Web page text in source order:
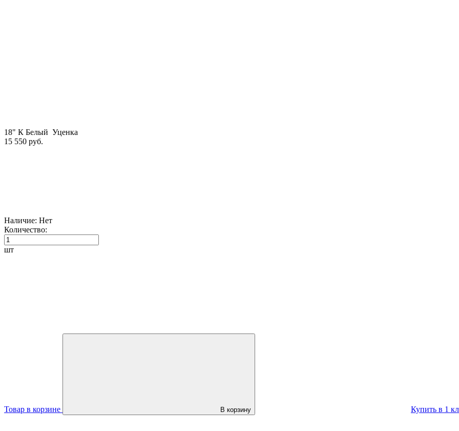
18" К Белый Уценка
15 550 руб.
Наличие: Нет
Количество:
шт
Товар в корзине В корзину Купить в 1